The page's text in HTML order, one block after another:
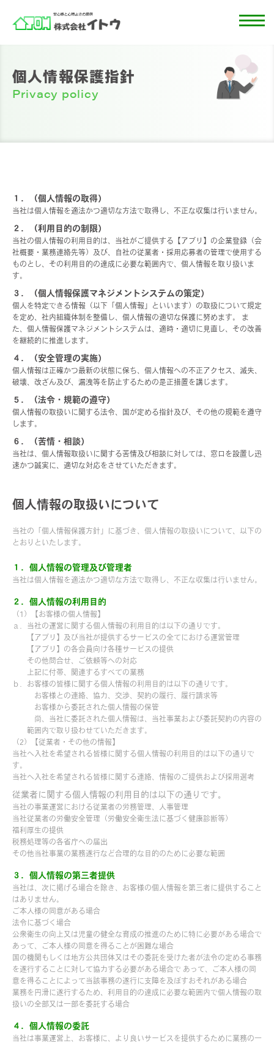
個人情報保護指針
Privacy policy
１．（個人情報の取得）
当社は個人情報を適法かつ適切な方法で取得し、不正な収集は行いません。
２．（利用目的の制限）
当社の個人情報の利用目的は、当社がご提供する【アプリ】の企業登録（会
社概要・業務連絡先等）及び、自社の従業者・採用応募者の管理で使用する
ものとし、その利用目的の達成に必要な範囲内で、個人情報を取り扱いま
す。
３．（個人情報保護マネジメントシステムの策定）
個人を特定できる情報（以下「個人情報」といいます）の取扱について規定
を定め、社内組織体制を整備し、個人情報の適切な保護に努めます。 ま
た、個人情報保護マネジメントシステムは、適時・適切に見直し、その改善
を継続的に推進します。
４．（安全管理の実施）
個人情報は正確かつ最新の状態に保ち、個人情報への不正アクセス、滅失、
破壊、改ざん及び、漏洩等を防止するための是正措置を講じます。
５．（法令・規範の遵守）
個人情報の取扱いに関する法令、国が定める指針及び、その他の規範を遵守
します。
６．（苦情・相談）
当社は、個人情報取扱いに関する苦情及び相談に対しては、窓口を設置し迅
速かつ誠実に、適切な対応をさせていただきます。
個人情報の取扱いについて
当社の「個人情報保護方針」に基づき、個人情報の取扱いについて、以下の
とおりといたします。
１．個人情報の管理及び管理者
当社は個人情報を適法かつ適切な方法で取得し、不正な収集は行いません。
２．個人情報の利用目的
（1）【お客様の個人情報】
ａ．当社の運営に関する個人情報の利用目的は以下の通りです。
【アプリ】及び当社が提供するサービスの全てにおける運営管理
【アプリ】の各会員向け各種サービスの提供
その他問合せ、ご依頼等への対応
上記に付帯、関連するすべての業務
ｂ．お客様の皆様に関する個人情報の利用目的は以下の通りです。
お客様との連絡、協力、交渉、契約の履行、履行請求等
お客様から委託された個人情報の保管
尚、当社に委託された個人情報は、当社事業および委託契約の内容の
範囲内で取り扱わせていただきます。
（2）【従業者・その他の情報】
当社へ入社を希望される皆様に関する個人情報の利用目的は以下の通りで
す。
当社へ入社を希望される皆様に関する連絡、情報のご提供および採用選考
従業者に関する個人情報の利用目的は以下の通りです。
当社の事業運営における従業者の労務管理、人事管理
当社従業者の労働安全管理（労働安全衛生法に基づく健康診断等）
福利厚生の提供
税務処理等の各省庁への届出
その他当社事業の業務遂行など合理的な目的のために必要な範囲
３．個人情報の第三者提供
当社は、次に掲げる場合を除き、お客様の個人情報を第三者に提供すること
はありません。
ご本人様の同意がある場合
法令に基づく場合
公衆衛生の向上又は児童の健全な育成の推進のために特に必要がある場合で
あって、ご本人様の同意を得ることが困難な場合
国の機関もしくは地方公共団体又はその委託を受けた者が法令の定める事務
を遂行することに対して協力する必要がある場合で あって、ご本人様の同
意を得ることによって当該事務の遂行に支障を及ぼすおそれがある場合
業務を円滑に遂行するため、利用目的の達成に必要な範囲内で個人情報の取
扱いの全部又は一部を委託する場合
４．個人情報の委託
当社は事業運営上、お客様に、より良いサービスを提供するために業務の一